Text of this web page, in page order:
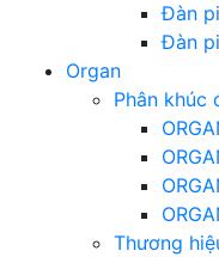
Đàn
Đàn
Organ
Phân khúc
Thương